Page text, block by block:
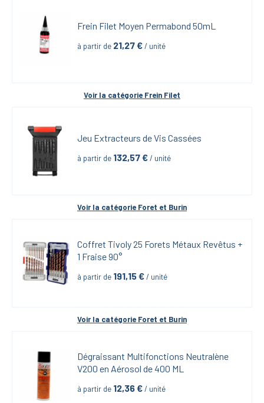
Frein Filet Moyen Permabond 50mL
à partir de 21,27 € / unité
Voir la catégorie Frein Filet
Jeu Extracteurs de Vis Cassées
à partir de 132,57 € / unité
Voir la catégorie Foret et Burin
Coffret Tivoly 25 Forets Métaux Revêtus +
1 Fraise 90°
à partir de 191,15 € / unité
Voir la catégorie Foret et Burin
Dégraissant Multifonctions Neutralène
V200 en Aérosol de 400 ML
à partir de 12,36 € / unité